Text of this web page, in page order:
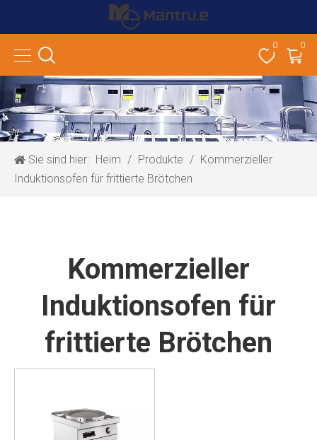
0 0
Sie sind hier: Heim / Produkte / Kommerzieller
Induktionsofen für frittierte Brötchen
Kommerzieller
Induktionsofen für
frittierte Brötchen